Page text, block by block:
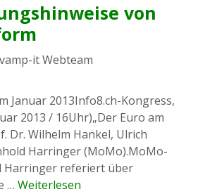
von
it Webteam
Januar 2013Info8.ch-Kongress,
2013 / 16Uhr)„Der Euro am
Dr. Wilhelm Hankel, Ulrich
Harringer (MoMo).MoMo-
Harringer referiert über
… Weiterlesen